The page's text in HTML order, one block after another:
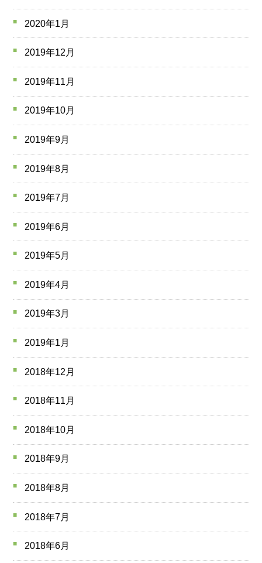
2020年1月
2019年12月
2019年11月
2019年10月
2019年9月
2019年8月
2019年7月
2019年6月
2019年5月
2019年4月
2019年3月
2019年1月
2018年12月
2018年11月
2018年10月
2018年9月
2018年8月
2018年7月
2018年6月